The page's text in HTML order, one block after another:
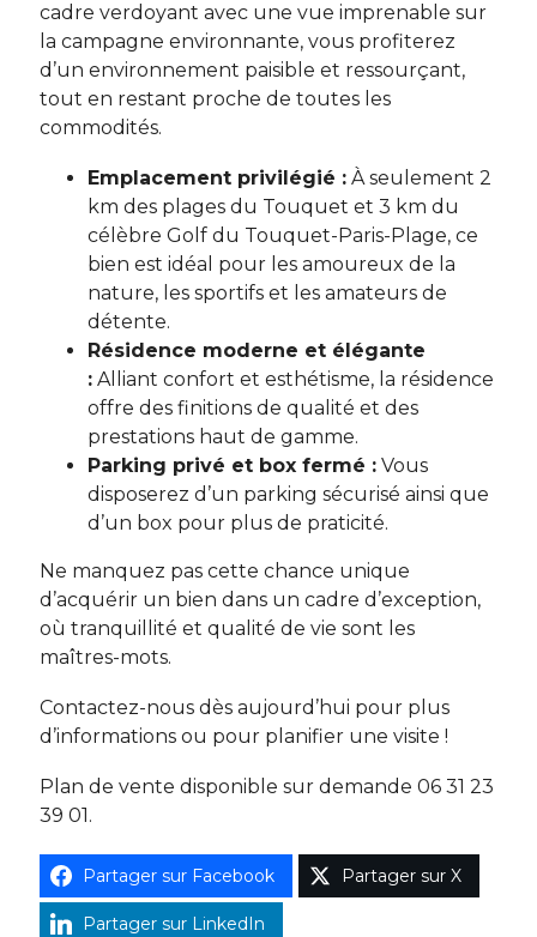
cadre verdoyant avec une vue imprenable sur
la campagne environnante, vous profiterez
d’un environnement paisible et ressourçant,
tout en restant proche de toutes les
commodités.
Emplacement privilégié : À seulement 2
km des plages du Touquet et 3 km du
célèbre Golf du Touquet-Paris-Plage, ce
bien est idéal pour les amoureux de la
nature, les sportifs et les amateurs de
détente.
Résidence moderne et élégante
: Alliant confort et esthétisme, la résidence
offre des finitions de qualité et des
prestations haut de gamme.
Parking privé et box fermé : Vous
disposerez d’un parking sécurisé ainsi que
d’un box pour plus de praticité.
Ne manquez pas cette chance unique
d’acquérir un bien dans un cadre d’exception,
où tranquillité et qualité de vie sont les
maîtres-mots.
Contactez-nous dès aujourd’hui pour plus
d’informations ou pour planifier une visite !
Plan de vente disponible sur demande 06 31 23
39 01.
Partager sur Facebook Partager sur X
Partager sur LinkedIn